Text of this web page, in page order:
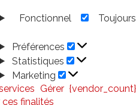
Fonctionnel
Toujours
Préférences
Statistiques
Marketing
Gérer {vendor_count}
ces finalités